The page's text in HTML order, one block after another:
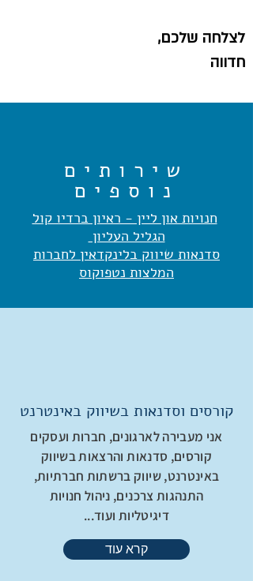
לצלחה שלכם,
חדווה
שירותים
נוספים
חנויות און ליין - ראיון ברדיו קול
הגליל העליון
סדנאות שיווק בלינקדאין לחברות
המלצות נטפוקוס
קורסים וסדנאות בשיווק באינטרנט
אני מעבירה לארגונים, חברות ועסקים
קורסים, סדנאות והרצאות בשיווק
באינטרנט, שיווק ברשתות חברתיות,
התנהגות צרכנים, ניהול חנויות
דיגיטליות ועוד...
קרא עוד